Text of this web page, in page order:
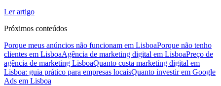
Ler artigo
Próximos conteúdos
Porque meus anúncios não funcionam em LisboaPorque não tenho
clientes em LisboaAgência de marketing digital em LisboaPreço de
agência de marketing LisboaQuanto custa marketing digital em
Lisboa: guia prático para empresas locaisQuanto investir em Google
Ads em Lisboa